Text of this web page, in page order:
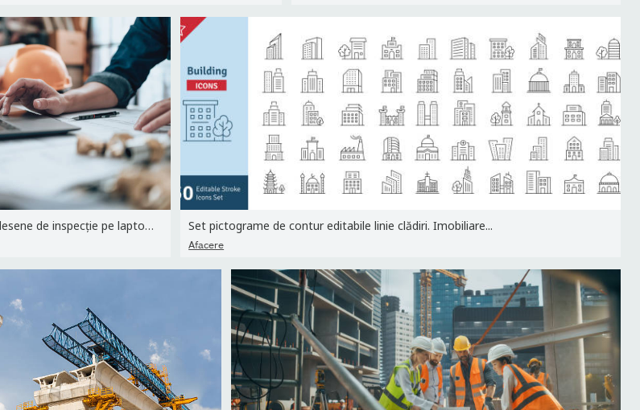
Inginerie de lucru cu desene de inspecție pe laptop în birou și... Set pictograme de contur editabile linie clădiri. Imobiliare...
Afacere